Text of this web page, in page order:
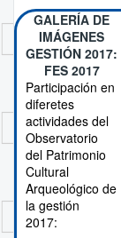
GALERÍA DE
IMÁGENES
GESTIÓN 2017:
FES 2017
Participación en
diferetes
actividades del
Observatorio
del Patrimonio
Cultural
Arqueológico de
la gestión
2017: